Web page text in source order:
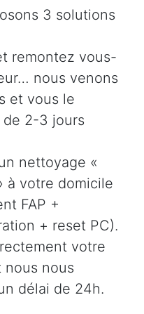
3 solutions
remontez vous-
nous venons
et vous le
de 2-3 jours
nettoyage «
à votre domicile
FAP +
+ reset PC).
votre
nous
délai de 24h.